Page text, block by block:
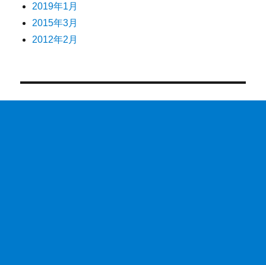
2019年1月
2015年3月
2012年2月